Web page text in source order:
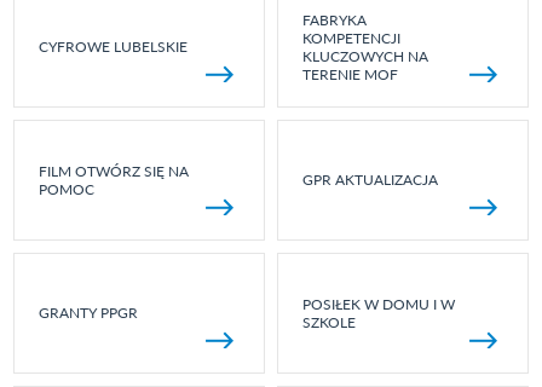
CYFROWE LUBELSKIE
FABRYKA
KOMPETENCJI
KLUCZOWYCH NA
TERENIE MOF
FILM OTWÓRZ SIĘ NA
POMOC
GPR AKTUALIZACJA
GRANTY PPGR
POSIŁEK W DOMU I W
SZKOLE